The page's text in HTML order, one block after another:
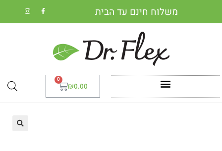
משלוח חינם עד הבית
₪0.00
0